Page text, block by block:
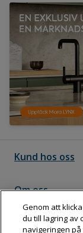
Kund hos oss
Om oss
Följ Dahl
Genom att
du till lagring av
navigeringen